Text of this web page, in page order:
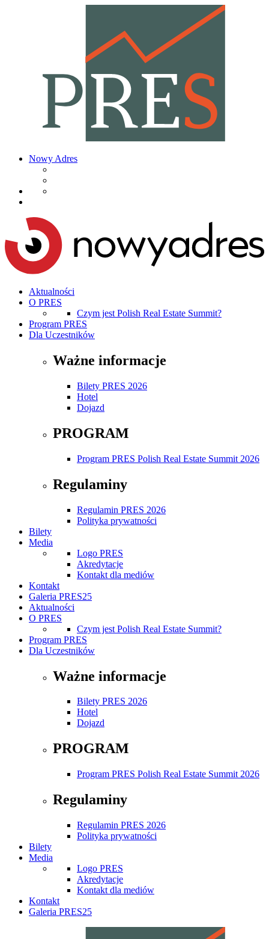
Nowy Adres
Aktualności
O PRES
Czym jest Polish Real Estate Summit?
Program PRES
Dla Uczestników
Ważne informacje
Bilety PRES 2026
Hotel
Dojazd
PROGRAM
Program PRES Polish Real Estate Summit 2026
Regulaminy
Regulamin PRES 2026
Polityka prywatności
Bilety
Media
Logo PRES
Akredytacje
Kontakt dla mediów
Kontakt
Galeria PRES25
Aktualności
O PRES
Czym jest Polish Real Estate Summit?
Program PRES
Dla Uczestników
Ważne informacje
Bilety PRES 2026
Hotel
Dojazd
PROGRAM
Program PRES Polish Real Estate Summit 2026
Regulaminy
Regulamin PRES 2026
Polityka prywatności
Bilety
Media
Logo PRES
Akredytacje
Kontakt dla mediów
Kontakt
Galeria PRES25